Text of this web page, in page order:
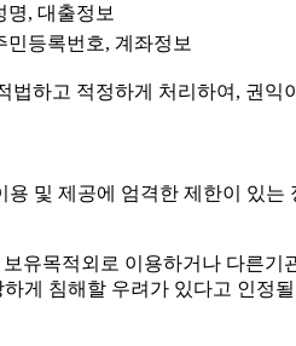
명, 대출정보
민등록번호, 계좌정보
하고 적정하게 처리하여, 권익
및 제공에 엄격한 제한이 있
유목적외로 이용하거나 다른
게 침해할 우려가 있다고 인정